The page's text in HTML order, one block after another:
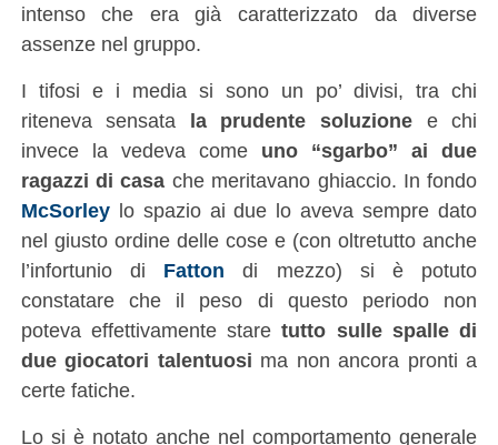
intenso che era già caratterizzato da diverse
assenze nel gruppo.
I tifosi e i media si sono un po’ divisi, tra chi
riteneva sensata la prudente soluzione e chi
invece la vedeva come uno “sgarbo” ai due
ragazzi di casa che meritavano ghiaccio. In fondo
McSorleylo spazio ai due lo aveva sempre dato
nel giusto ordine delle cose e (con oltretutto anche
l’infortunio di Fatton di mezzo) si è potuto
constatare che il peso di questo periodo non
poteva effettivamente staretutto sulle spalle di
due giocatori talentuosi ma non ancora pronti a
certe fatiche.
Lo si è notato anche nel comportamento generale